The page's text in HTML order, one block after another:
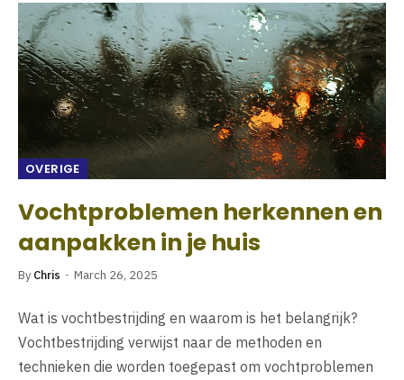
OVERIGE
Vochtproblemen herkennen en
aanpakken in je huis
By Chris March 26, 2025
Wat is vochtbestrijding en waarom is het belangrijk?
Vochtbestrijding verwijst naar de methoden en
technieken die worden toegepast om vochtproblemen